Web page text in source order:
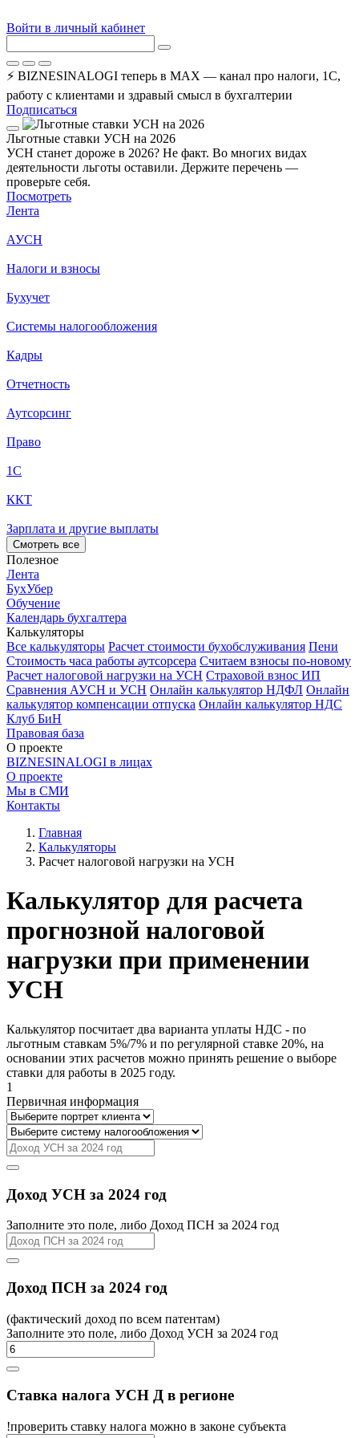
Войти в личный кабинет
⚡ BIZNESINALOGI теперь в MAX — канал про налоги, 1С,
работу с клиентами и здравый смысл в бухгалтерии
Подписаться
Льготные ставки УСН на 2026
УСН станет дороже в 2026? Не факт. Во многих видах
деятельности льготы оставили. Держите перечень —
проверьте себя.
Посмотреть
Лента
АУСН
Налоги и взносы
Бухучет
Системы налогообложения
Кадры
Отчетность
Аутсорсинг
Право
1С
ККТ
Зарплата и другие выплаты
Смотреть все
Полезное
Лента
БухУбер
Обучение
Календарь бухгалтера
Калькуляторы
Все калькуляторы Расчет стоимости бухобслуживания Пени
Стоимость часа работы аутсорсера Считаем взносы по-новому
Расчет налоговой нагрузки на УСН Страховой взнос ИП
Сравнения АУСН и УСН Онлайн калькулятор НДФЛ Онлайн
калькулятор компенсации отпуска Онлайн калькулятор НДС
Клуб БиН
Правовая база
О проекте
BIZNESINALOGI в лицах
О проекте
Мы в СМИ
Контакты
Главная
Калькуляторы
Расчет налоговой нагрузки на УСН
Калькулятор для расчета
прогнозной налоговой
нагрузки при применении
УСН
Калькулятор посчитает два варианта уплаты НДС - по
льготным ставкам 5%/7% и по регулярной ставке 20%, на
основании этих расчетов можно принять решение о выборе
ставки для работы в 2025 году.
1
Первичная информация
Доход УСН за 2024 год
Заполните это поле, либо Доход ПСН за 2024 год
Доход ПСН за 2024 год
(фактический доход по всем патентам)
Заполните это поле, либо Доход УСН за 2024 год
Ставка налога УСН Д в регионе
!проверить ставку налога можно в законе субъекта